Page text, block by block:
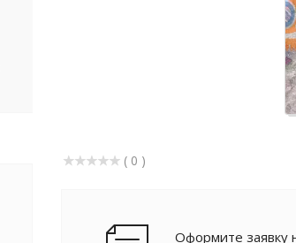
( 0 )
Оформите заявку